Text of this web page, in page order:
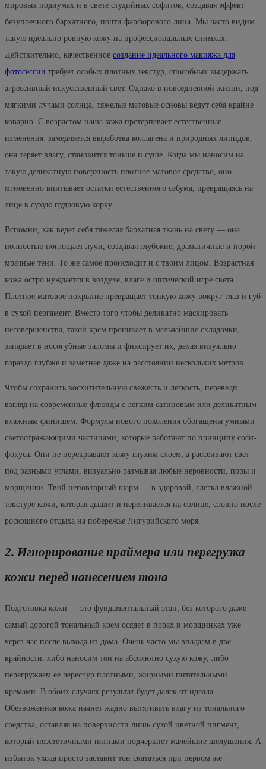
мировых подиумах и в свете студийных софитов, создавая эффект
безупречного бархатного, почти фарфорового лица. Мы часто видим
такую идеально ровную кожу на профессиональных снимках.
Действительно, качественное создание идеального макияжа для
фотосессии требует особых плотных текстур, способных выдержать
агрессивный искусственный свет. Однако в повседневной жизни, под
мягкими лучами солнца, тяжелые матовые основы ведут себя крайне
коварно. С возрастом наша кожа претерпевает естественные
изменения: замедляется выработка коллагена и природных липидов,
она теряет влагу, становится тоньше и суше. Когда мы наносим на
такую деликатную поверхность плотное матовое средство, оно
мгновенно впитывает остатки естественного себума, превращаясь на
лице в сухую пудровую корку.
Вспомни, как ведет себя тяжелая бархатная ткань на свету — она
полностью поглощает лучи, создавая глубокие, драматичные и порой
мрачные тени. То же самое происходит и с твоим лицом. Возрастная
кожа остро нуждается в воздухе, влаге и оптической игре света.
Плотное матовое покрытие превращает тонкую кожу вокруг глаз и губ
в сухой пергамент. Вместо того чтобы деликатно маскировать
несовершенства, такой крем проникает в мельчайшие складочки,
западает в носогубные заломы и фиксирует их, делая визуально
гораздо глубже и заметнее даже на расстоянии нескольких метров.
Чтобы сохранить восхитительную свежесть и легкость, переведи
взгляд на современные флюиды с легким сатиновым или деликатным
влажным финишем. Формулы нового поколения обогащены умными
светоотражающими частицами, которые работают по принципу софт-
фокуса. Они не перекрывают кожу глухим слоем, а рассеивают свет
под разными углами, визуально размывая любые неровности, поры и
морщинки. Твой неповторный шарм — в здоровой, слегка влажной
текстуре кожи, которая дышит и переливается на солнце, словно после
роскошного отдыха на побережье Лигурийского моря.
2. Игнорирование праймера или перегрузка
кожи перед нанесением тона
Подготовка кожи — это фундаментальный этап, без которого даже
самый дорогой тональный крем осядет в порах и морщинках уже
через час после выхода из дома. Очень часто мы впадаем в две
крайности: либо наносим тон на абсолютно сухую кожу, либо
перегружаем ее чересчур плотными, жирными питательными
кремами. В обоих случаях результат будет далек от идеала.
Обезвоженная кожа начнет жадно вытягивать влагу из тонального
средства, оставляя на поверхности лишь сухой цветной пигмент,
который неэстетичными пятнами подчеркнет малейшие шелушения. А
избыток ухода просто заставит тон скататься при первом же